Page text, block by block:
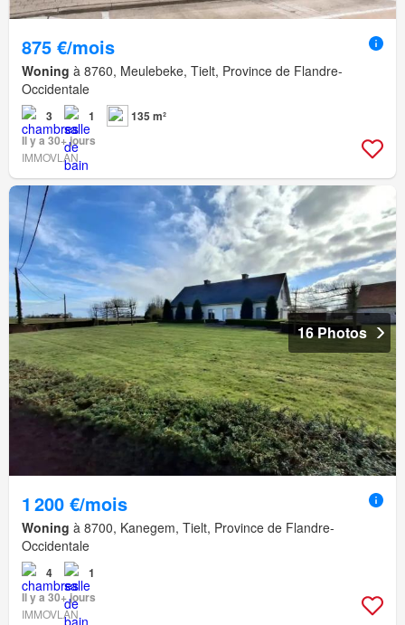
875 €/mois
Woning à 8760, Meulebeke, Tielt, Province de Flandre-
Occidentale
3 1
135 m²
Il y a 30+ jours
IMMOVLAN
16 Photos
1 200 €/mois
Woning à 8700, Kanegem, Tielt, Province de Flandre-
Occidentale
4
1
Il y a 30+ jours
IMMOVLAN